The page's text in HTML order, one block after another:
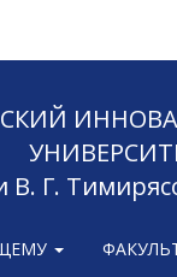
В. Г.